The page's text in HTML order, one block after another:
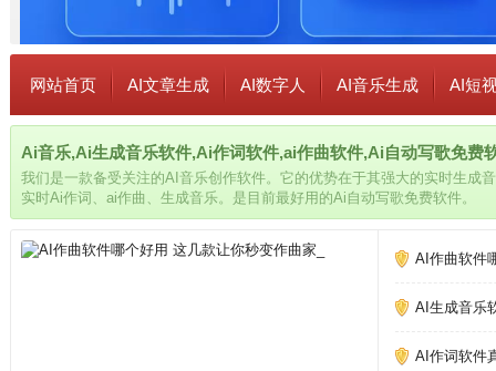
网站首页 AI文章生成 AI数字人 AI音乐生成 AI短
Ai音乐,Ai生成音乐软件,Ai作词软件,ai作曲软件,Ai自动写歌免费
我们是一款备受关注的AI音乐创作软件。它的优势在于其强大的实时生成
实时Ai作词、ai作曲、生成音乐。是目前最好用的Ai自动写歌免费软件。
AI作曲软件
AI生成音乐
AI作词软件